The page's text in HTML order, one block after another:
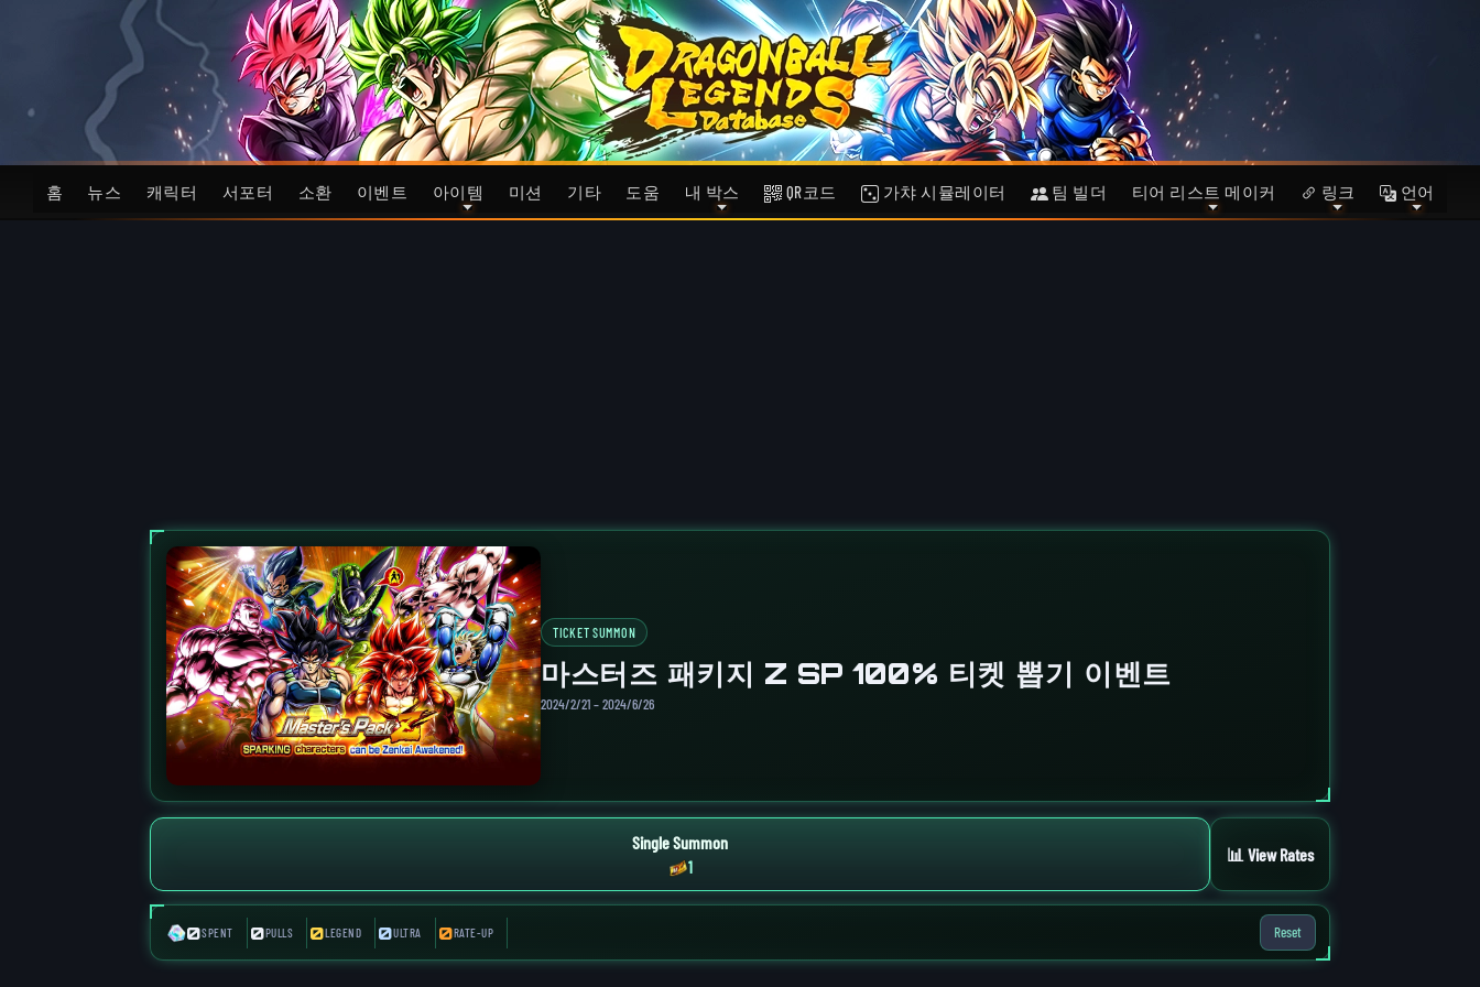
홈 뉴스 캐릭터 서포터 소환 이벤트 아이템 미션 기타 도움 내 박스 QR코드 가챠 시뮬레이터 팀 빌더 티어 리스트 메이커 링크 언어
TICKET SUMMON
마스터즈 패키지 Z SP 100% 티켓 뽑기 이벤트
2024/2/21 – 2024/6/26
Single Summon
1
📊 View Rates
0SPENT 0PULLS 0LEGEND 0ULTRA 0RATE-UP Reset